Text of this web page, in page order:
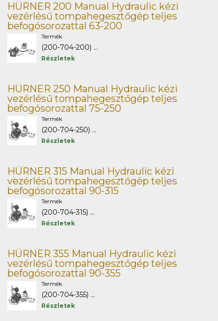
HÜRNER 200 Manual Hydraulic kézi
vezérlésű tompahegesztőgép teljes
befogósorozattal 63-200
Termék
(200-704-200) ...
Részletek
HÜRNER 250 Manual Hydraulic kézi
vezérlésű tompahegesztőgép teljes
befogósorozattal 75-250
Termék
(200-704-250) ...
Részletek
HÜRNER 315 Manual Hydraulic kézi
vezérlésű tompahegesztőgép teljes
befogósorozattal 90-315
Termék
(200-704-315) ...
Részletek
HÜRNER 355 Manual Hydraulic kézi
vezérlésű tompahegesztőgép teljes
befogósorozattal 90-355
Termék
(200-704-355) ...
Részletek